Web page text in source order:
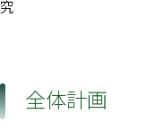
究
全体計画